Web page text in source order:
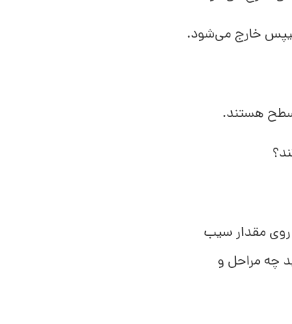
سطح هستند.
روی مقدار سیب
چه مراحل و